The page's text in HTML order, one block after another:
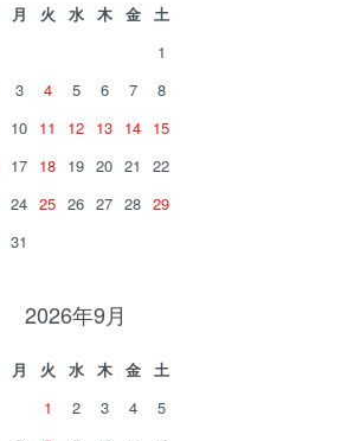
月 火 水 木 金
土
1
3 4 5 6 7
8
10 11 12 13 14 15
17 18 19 20 21
22
24 25 26 27 28 29
31
2026年9月
月 火 水 木 金
土
1
2 3 4
5